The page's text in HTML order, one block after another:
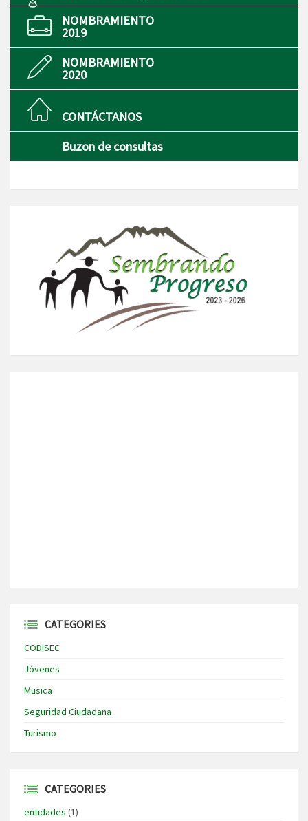
NOMBRAMIENTO
2019
NOMBRAMIENTO
2020
CONTÁCTANOS
Buzon de consultas
CATEGORIES
CODISEC
Jóvenes
Musica
Seguridad Ciudadana
Turismo
CATEGORIES
entidades (1)